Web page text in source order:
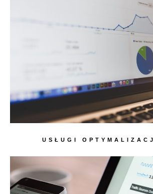
USŁUGI